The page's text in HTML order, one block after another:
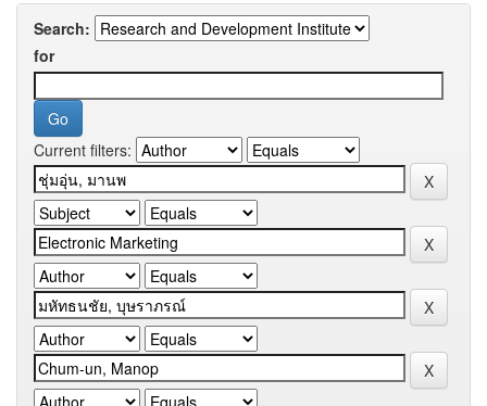
Search:
for
Current filters: